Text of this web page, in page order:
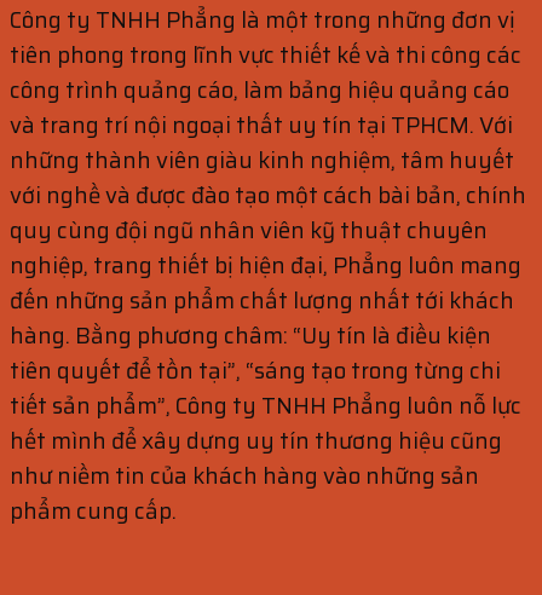
Công ty TNHH Phẳng là một trong những đơn vị
tiên phong trong lĩnh vực thiết kế và thi công các
công trình quảng cáo, làm bảng hiệu quảng cáo
và trang trí nội ngoại thất uy tín tại TPHCM. Với
những thành viên giàu kinh nghiệm, tâm huyết
với nghề và được đào tạo một cách bài bản, chính
quy cùng đội ngũ nhân viên kỹ thuật chuyên
nghiệp, trang thiết bị hiện đại, Phẳng luôn mang
đến những sản phẩm chất lượng nhất tới khách
hàng. Bằng phương châm: “Uy tín là điều kiện
tiên quyết để tồn tại”, “sáng tạo trong từng chi
tiết sản phẩm”, Công ty TNHH Phẳng luôn nỗ lực
hết mình để xây dựng uy tín thương hiệu cũng
như niềm tin của khách hàng vào những sản
phẩm cung cấp.